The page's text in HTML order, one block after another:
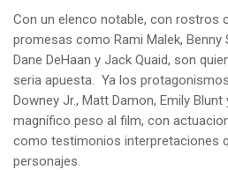
Con un elenco notable, con rostros
promesas como Rami Malek, Benny
Dane DeHaan y Jack Quaid, son
seria apuesta. Ya los
Downey Jr., Matt Damon, Emily
magnífico peso al film, con
como testimonios interpretaciones
personajes.